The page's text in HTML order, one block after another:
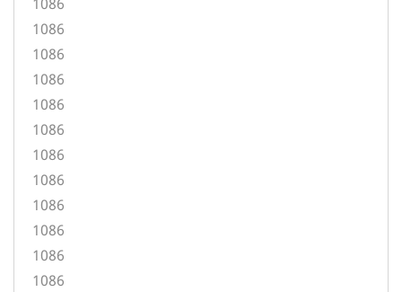
1086
1086
1086
1086
1086
1086
1086
1086
1086
1086
1086